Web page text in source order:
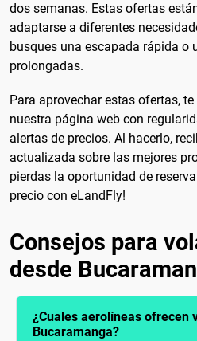
dos semanas. Estas ofertas
adaptarse a diferentes
busques una escapada rápida o
prolongadas.
Para aprovechar estas ofertas,
nuestra página web con
alertas de precios. Al hacerlo,
actualizada sobre las mejores
pierdas la oportunidad de
precio con eLandFly!
Consejos para
desde
¿Cuales aerolíneas ofrecen
Bucaramanga?